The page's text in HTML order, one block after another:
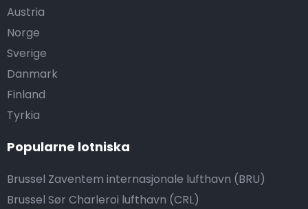
Austria
Norge
Sverige
Danmark
Finland
Tyrkia
Popularne lotniska
Brussel Zaventem internasjonale lufthavn (BRU)
Brussel Sør Charleroi lufthavn (CRL)